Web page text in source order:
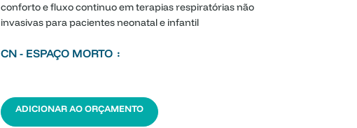
conforto e fluxo continuo em terapias respiratórias não
invasivas para pacientes neonatal e infantil
CN - ESPAÇO MORTO
ADICIONAR AO ORÇAMENTO